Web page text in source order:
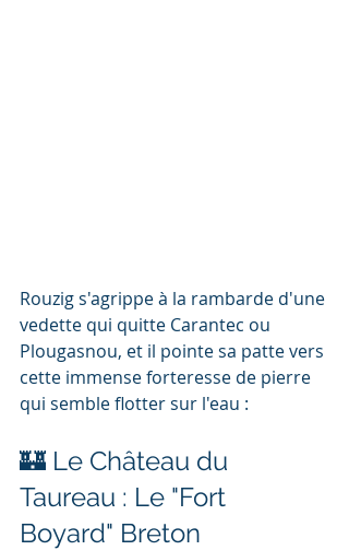
Rouzig s'agrippe à la rambarde d'une
vedette qui quitte Carantec ou
Plougasnou, et il pointe sa patte vers
cette immense forteresse de pierre
qui semble flotter sur l'eau :
🏰 Le Château du
Taureau : Le "Fort
Boyard" Breton